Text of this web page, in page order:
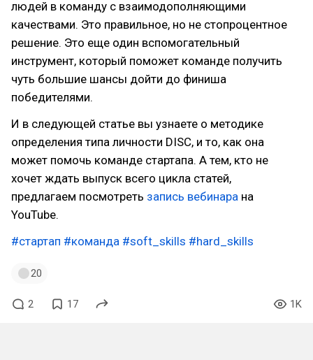
людей в команду с взаимодополняющими
качествами. Это правильное, но не стопроцентное
решение. Это еще один вспомогательный
инструмент, который поможет команде получить
чуть большие шансы дойти до финиша
победителями.
И в следующей статье вы узнаете о методике
определения типа личности DISC, и то, как она
может помочь команде стартапа. А тем, кто не
хочет ждать выпуск всего цикла статей,
предлагаем посмотреть запись вебинара на
YouTube.
#стартап #команда #soft_skills #hard_skills
20
2 17 1K